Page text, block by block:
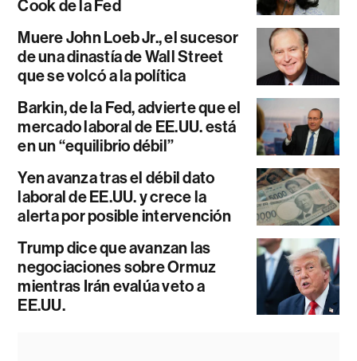
Cook de la Fed
Muere John Loeb Jr., el sucesor
de una dinastía de Wall Street
que se volcó a la política
Barkin, de la Fed, advierte que el
mercado laboral de EE.UU. está
en un “equilibrio débil”
Yen avanza tras el débil dato
laboral de EE.UU. y crece la
alerta por posible intervención
Trump dice que avanzan las
negociaciones sobre Ormuz
mientras Irán evalúa veto a
EE.UU.